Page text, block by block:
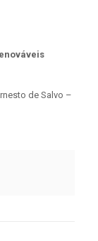
de Salvo –